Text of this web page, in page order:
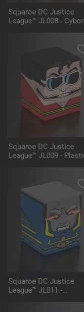
Squaroe DC Justice
League™ JL008 -
Squaroe DC Justice
League™ JL009 -
Squaroe DC Justice
League™ JL011 -